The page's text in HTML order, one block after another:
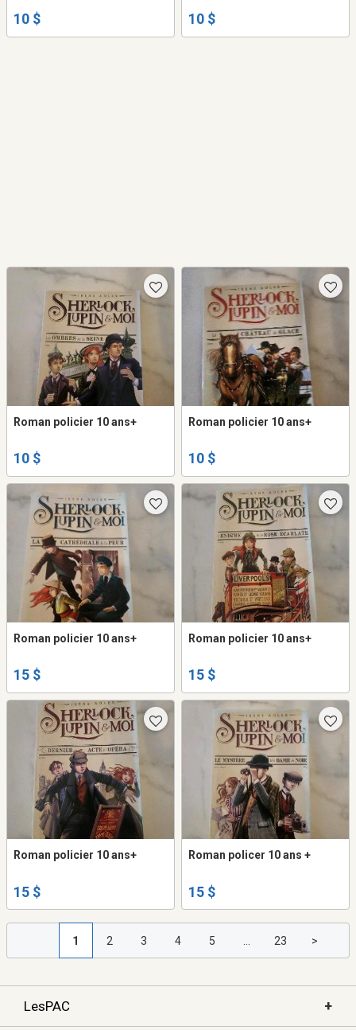
10 $ 10 $
Roman policier 10 ans+
10 $
Roman policier 10 ans+
10 $
Roman policier 10 ans+
15 $
Roman policier 10 ans+
15 $
Roman policier 10 ans+
15 $
Roman policer 10 ans +
15 $
1 2 3 4 5 23 >
LesPAC +